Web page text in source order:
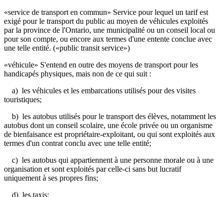
«service de transport en commun» Service pour lequel un tarif est
exigé pour le transport du public au moyen de véhicules exploités
par la province de l'Ontario, une municipalité ou un conseil local ou
pour son compte, ou encore aux termes d'une entente conclue avec
une telle entité. («public transit service»)
«véhicule» S'entend en outre des moyens de transport pour les
handicapés physiques, mais non de ce qui suit :
a) les véhicules et les embarcations utilisés pour des visites
touristiques;
b) les autobus utilisés pour le transport des élèves, notamment les
autobus dont un conseil scolaire, une école privée ou un organisme
de bienfaisance est propriétaire-exploitant, ou qui sont exploités aux
termes d'un contrat conclu avec une telle entité;
c) les autobus qui appartiennent à une personne morale ou à une
organisation et sont exploités par celle-ci sans but lucratif
uniquement à ses propres fins;
d) les taxis;